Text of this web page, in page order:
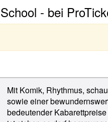
- bei
Mit Komik, Rhythmus,
sowie einer
bedeutender